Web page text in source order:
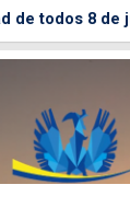
de todos 8 de